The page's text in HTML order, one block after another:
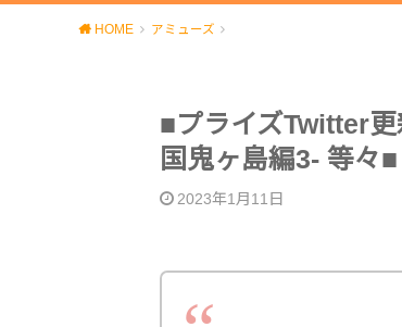
HOME アミューズ
■プライズTwitter
国鬼ヶ島編3- 等々■
2023年1月11日